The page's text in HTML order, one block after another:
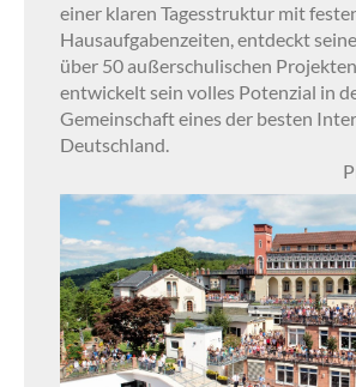
einer klaren Tagesstruktur mit
Hausaufgabenzeiten, entdeckt
über 50 außerschulischen
entwickelt sein volles Potenzial in
Gemeinschaft eines der besten
Deutschland.